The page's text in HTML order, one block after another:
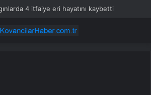
4 itfaiye eri hayatını kaybetti